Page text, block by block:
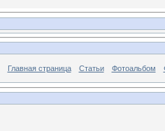
Главная страница Статьи Фотоальбом